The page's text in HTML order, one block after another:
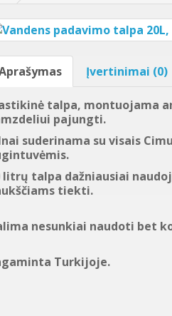
Įvertinimai (0)
talpa, montuojama
pajungti.
suderinama su visais
litrų talpa dažniausiai
tiekti.
nesunkiai naudoti bet
Turkijoje.